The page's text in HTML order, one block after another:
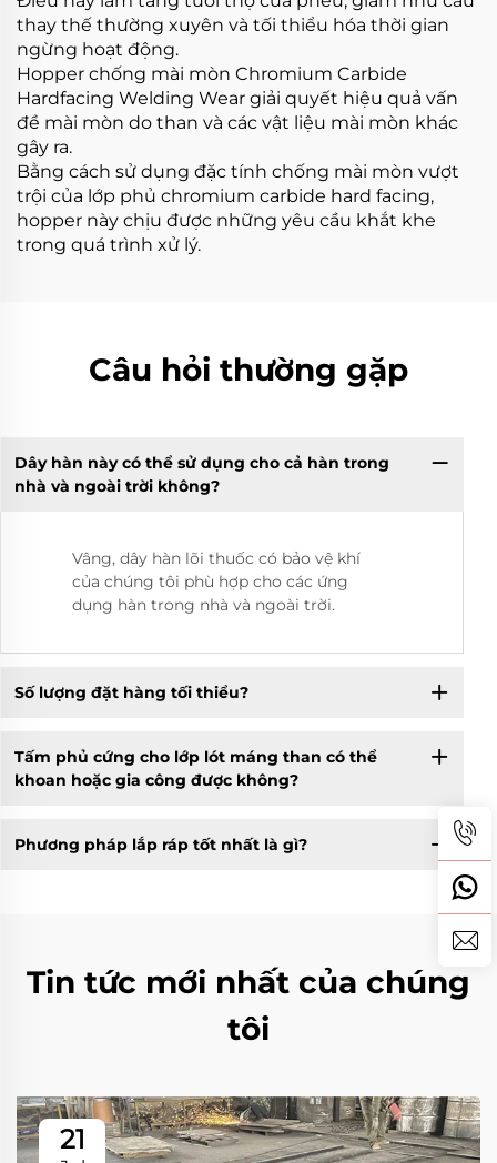
thay thế thường xuyên và tối thiểu hóa thời gian
ngừng hoạt động.
Hopper chống mài mòn Chromium Carbide
Hardfacing Welding Wear giải quyết hiệu quả vấn
đề mài mòn do than và các vật liệu mài mòn khác
gây ra.
Bằng cách sử dụng đặc tính chống mài mòn vượt
trội của lớp phủ chromium carbide hard facing,
hopper này chịu được những yêu cầu khắt khe
trong quá trình xử lý.
Câu hỏi thường gặp
Dây hàn này có thể sử dụng cho cả hàn trong
nhà và ngoài trời không?
Vâng, dây hàn lõi thuốc có bảo vệ khí
của chúng tôi phù hợp cho các ứng
dụng hàn trong nhà và ngoài trời.
Số lượng đặt hàng tối thiểu?
Tấm phủ cứng cho lớp lót máng than có thể
khoan hoặc gia công được không?
Phương pháp lắp ráp tốt nhất là gì?
Tin tức mới nhất của chúng
tôi
21